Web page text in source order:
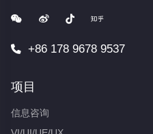
+86 178 9678 9537
项目
信息咨询